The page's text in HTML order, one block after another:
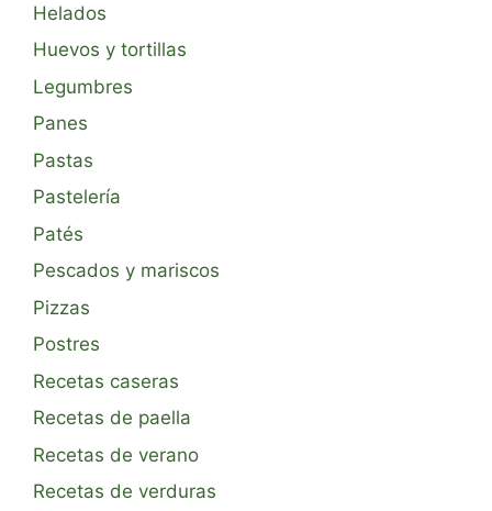
Helados
Huevos y tortillas
Legumbres
Panes
Pastas
Pastelería
Patés
Pescados y mariscos
Pizzas
Postres
Recetas caseras
Recetas de paella
Recetas de verano
Recetas de verduras